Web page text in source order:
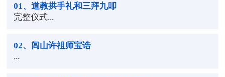
01 、道教拱手礼和三拜九叩
完整仪式...
02、闾山许祖师宝诰
...